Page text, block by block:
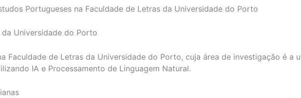
Portugueses na Faculdade de Letras da Universidade do Porto
Universidade do Porto
Faculdade de Letras da Universidade do Porto, cuja área de investigação é
IA e Processamento de Linguagem Natural.